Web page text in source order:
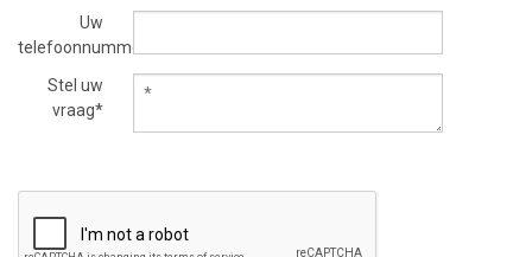
Uw
telefoonnummer
Stel uw
vraag*